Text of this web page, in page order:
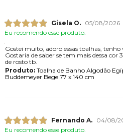
Gisela O.
05/08/2026
Eu recomendo esse produto.
Gostei muito, adoro essas toalhas, tenho
Gostaria de saber se tem mais dessa cor
de rosto tb.
Produto:Toalha de Banho Algodão
Buddemeyer Bege 77 x 140 cm
Fernando A.
04/08/
Eu recomendo esse produto.